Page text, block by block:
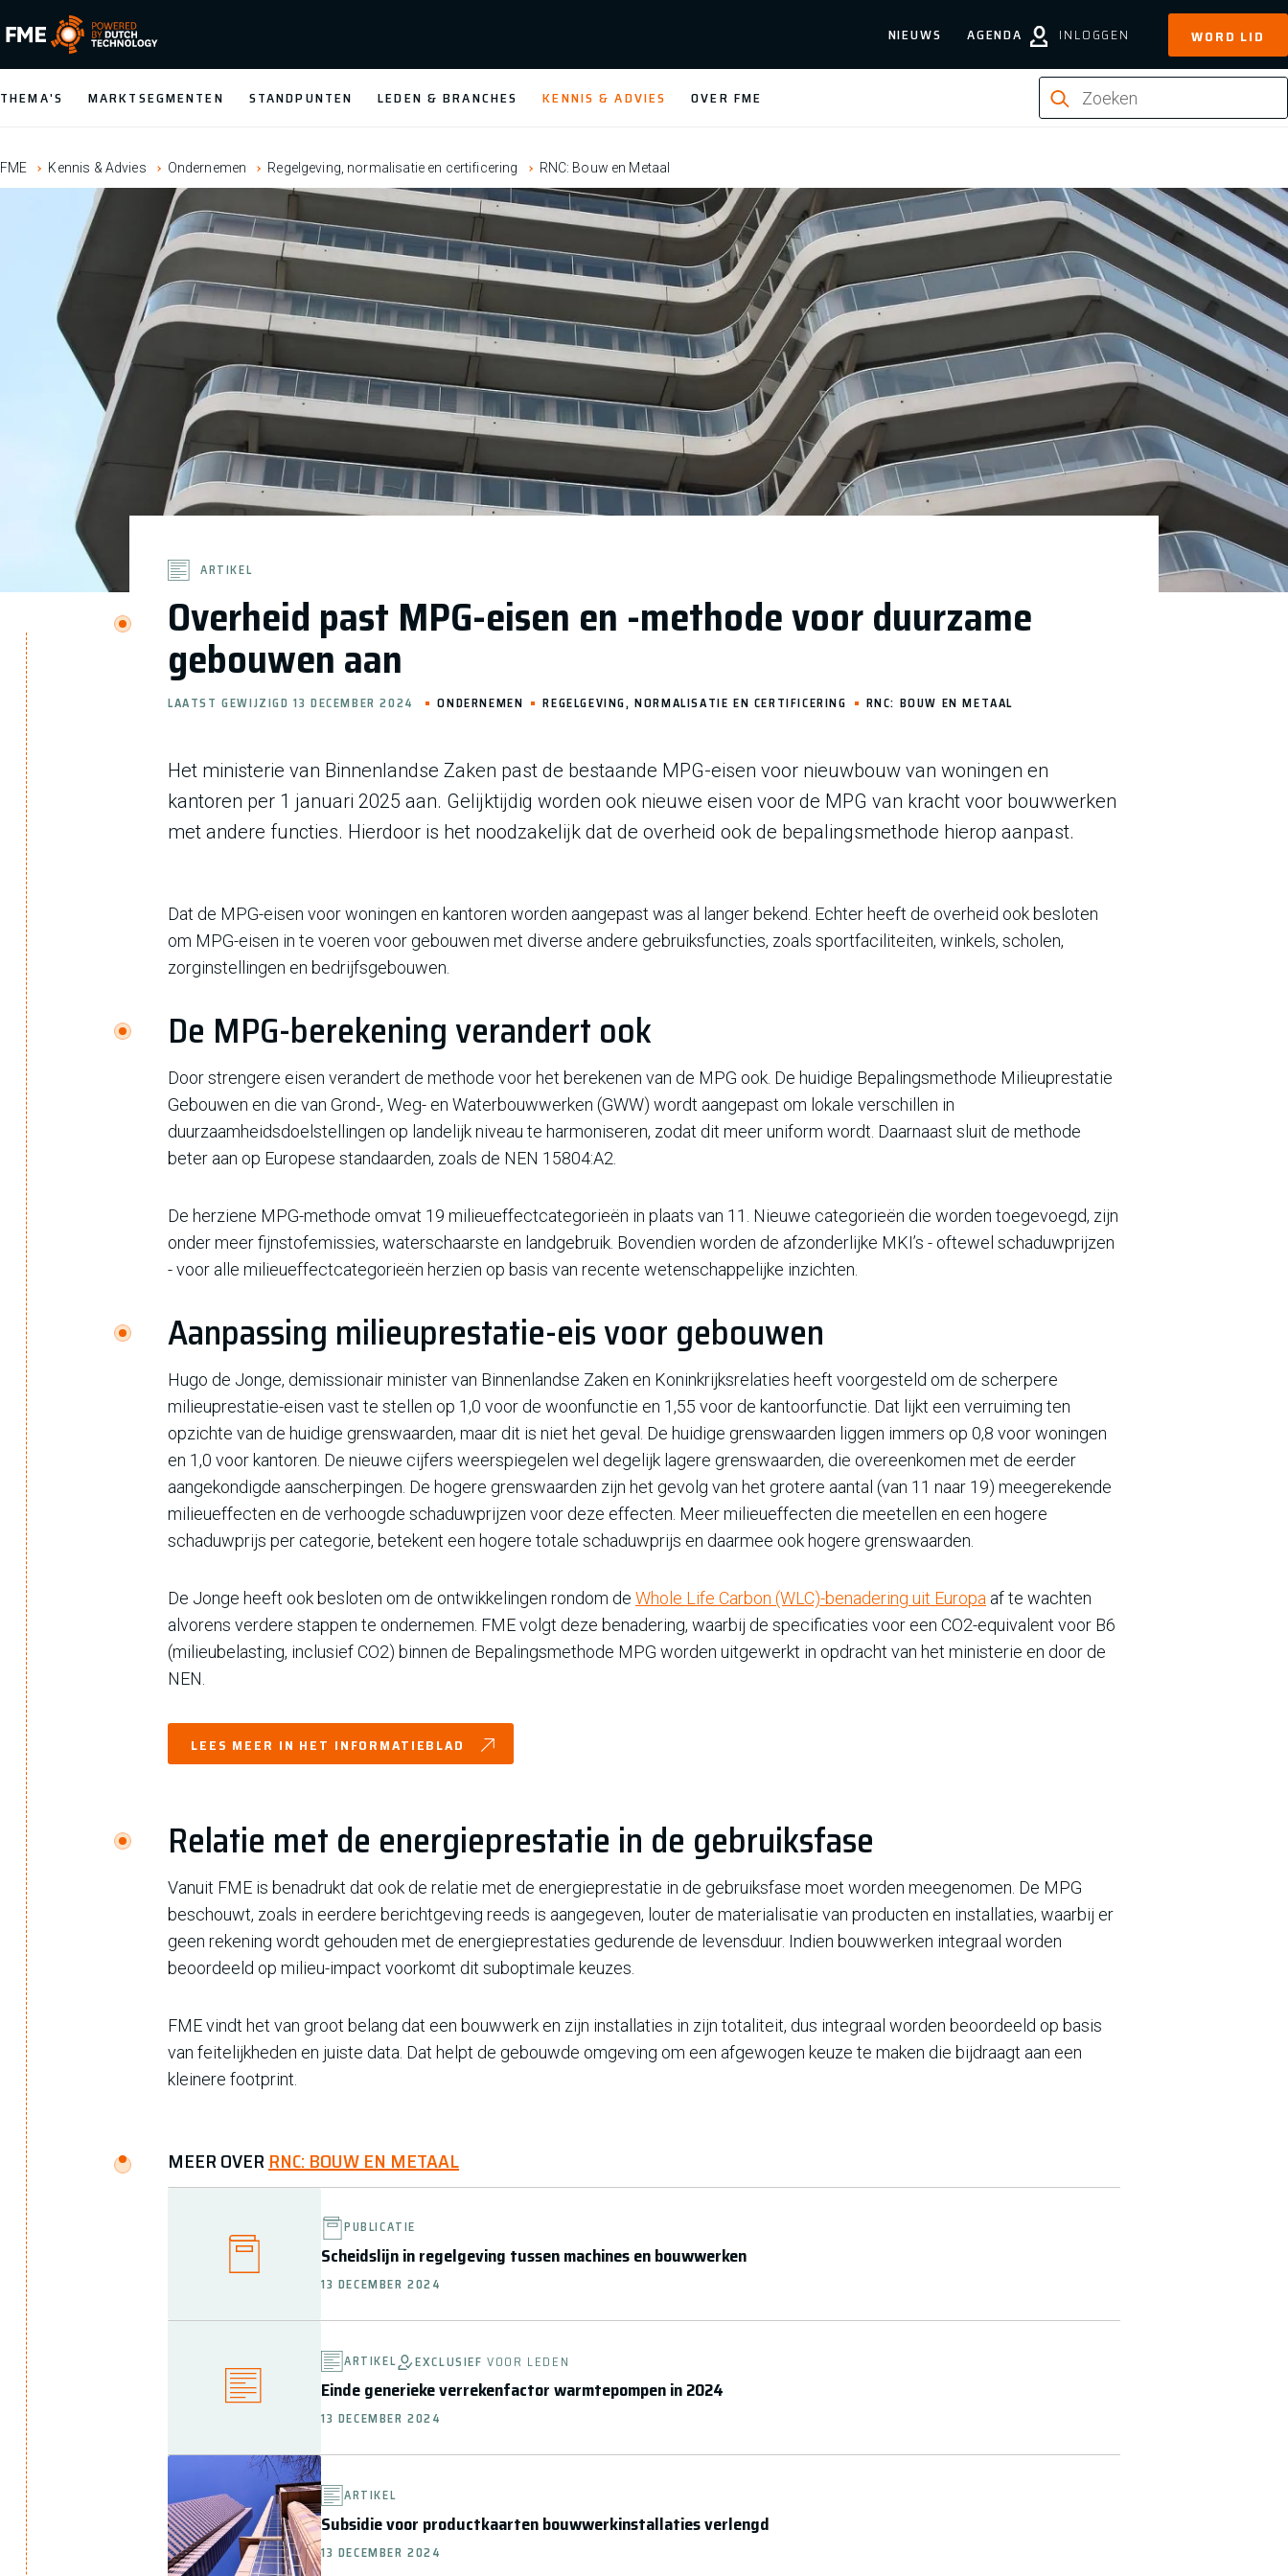
FME Logo, to the homepage
NIEUWS AGENDA INLOGGEN WORD LID
THEMA'S MARKTSEGMENTEN STANDPUNTEN LEDEN & BRANCHES KENNIS & ADVIES OVER FME
FME Kennis & Advies Ondernemen Regelgeving, normalisatie en certificering RNC: Bouw en Metaal
Overheid past MPG-eisen en -methode voor duurzame
gebouwen aan
ARTIKEL
LAATST GEWIJZIGD 13 DECEMBER 2024 ONDERNEMEN REGELGEVING, NORMALISATIE EN CERTIFICERING RNC: BOUW EN METAAL
Het ministerie van Binnenlandse Zaken past de bestaande MPG-eisen voor nieuwbouw van woningen en
kantoren per 1 januari 2025 aan. Gelijktijdig worden ook nieuwe eisen voor de MPG van kracht voor bouwwerken
met andere functies. Hierdoor is het noodzakelijk dat de overheid ook de bepalingsmethode hierop aanpast.
Dat de MPG-eisen voor woningen en kantoren worden aangepast was al langer bekend. Echter heeft de overheid ook besloten
om MPG-eisen in te voeren voor gebouwen met diverse andere gebruiksfuncties, zoals sportfaciliteiten, winkels, scholen,
zorginstellingen en bedrijfsgebouwen.
De MPG-berekening verandert ook
Door strengere eisen verandert de methode voor het berekenen van de MPG ook. De huidige Bepalingsmethode Milieuprestatie
Gebouwen en die van Grond-, Weg- en Waterbouwwerken (GWW) wordt aangepast om lokale verschillen in
duurzaamheidsdoelstellingen op landelijk niveau te harmoniseren, zodat dit meer uniform wordt. Daarnaast sluit de methode
beter aan op Europese standaarden, zoals de NEN 15804:A2.
De herziene MPG-methode omvat 19 milieueffectcategorieën in plaats van 11. Nieuwe categorieën die worden toegevoegd, zijn
onder meer fijnstofemissies, waterschaarste en landgebruik. Bovendien worden de afzonderlijke MKI’s - oftewel schaduwprijzen
- voor alle milieueffectcategorieën herzien op basis van recente wetenschappelijke inzichten.
Aanpassing milieuprestatie-eis voor gebouwen
Hugo de Jonge, demissionair minister van Binnenlandse Zaken en Koninkrijksrelaties heeft voorgesteld om de scherpere
milieuprestatie-eisen vast te stellen op 1,0 voor de woonfunctie en 1,55 voor de kantoorfunctie. Dat lijkt een verruiming ten
opzichte van de huidige grenswaarden, maar dit is niet het geval. De huidige grenswaarden liggen immers op 0,8 voor woningen
en 1,0 voor kantoren. De nieuwe cijfers weerspiegelen wel degelijk lagere grenswaarden, die overeenkomen met de eerder
aangekondigde aanscherpingen. De hogere grenswaarden zijn het gevolg van het grotere aantal (van 11 naar 19) meegerekende
milieueffecten en de verhoogde schaduwprijzen voor deze effecten. Meer milieueffecten die meetellen en een hogere
schaduwprijs per categorie, betekent een hogere totale schaduwprijs en daarmee ook hogere grenswaarden.
De Jonge heeft ook besloten om de ontwikkelingen rondom de Whole Life Carbon (WLC)-benadering uit Europa af te wachten
alvorens verdere stappen te ondernemen. FME volgt deze benadering, waarbij de specificaties voor een CO2-equivalent voor B6
(milieubelasting, inclusief CO2) binnen de Bepalingsmethode MPG worden uitgewerkt in opdracht van het ministerie en door de
NEN.
LEES MEER IN HET INFORMATIEBLAD
Relatie met de energieprestatie in de gebruiksfase
Vanuit FME is benadrukt dat ook de relatie met de energieprestatie in de gebruiksfase moet worden meegenomen. De MPG
beschouwt, zoals in eerdere berichtgeving reeds is aangegeven, louter de materialisatie van producten en installaties, waarbij er
geen rekening wordt gehouden met de energieprestaties gedurende de levensduur. Indien bouwwerken integraal worden
beoordeeld op milieu-impact voorkomt dit suboptimale keuzes.
FME vindt het van groot belang dat een bouwwerk en zijn installaties in zijn totaliteit, dus integraal worden beoordeeld op basis
van feitelijkheden en juiste data. Dat helpt de gebouwde omgeving om een afgewogen keuze te maken die bijdraagt aan een
kleinere footprint.
MEER OVERRNC: BOUW EN METAAL
PUBLICATIE
Scheidslijn in regelgeving tussen machines en bouwwerken
13 DECEMBER 2024
ARTIKEL EXCLUSIEFVOOR LEDEN
Einde generieke verrekenfactor warmtepompen in 2024
13 DECEMBER 2024
ARTIKEL
Subsidie voor productkaarten bouwwerkinstallaties verlengd
13 DECEMBER 2024